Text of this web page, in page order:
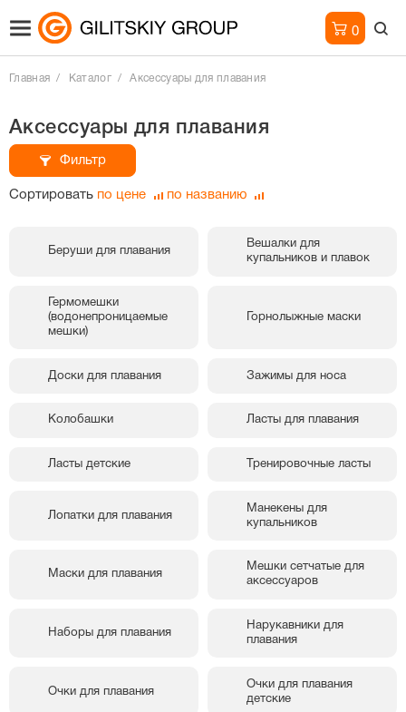
0
Главная Каталог Аксессуары для плавания
Аксессуары для плавания
Фильтр
Сортировать по цене по названию
Беруши для плавания
Вешалки для
купальников и плавок
Гермомешки
(водонепроницаемые
мешки)
Горнолыжные маски
Доски для плавания Зажимы для носа
Колобашки Ласты для плавания
Ласты детские Тренировочные ласты
Лопатки для плавания
Манекены для
купальников
Маски для плавания
Мешки сетчатые для
аксессуаров
Наборы для плавания
Нарукавники для
плавания
Очки для плавания
Очки для плавания
детские